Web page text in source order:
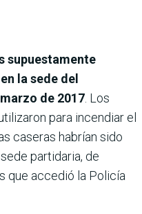
supuestamente
la sede del
de 2017 . Los
para incendiar el
caseras habrían sido
partidaria, de
que accedió la Policía